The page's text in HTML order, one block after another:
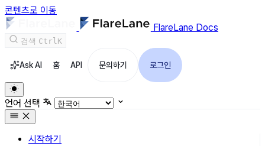
콘텐츠로 이동
FlareLane Docs
검색 CtrlK
Ask AI 홈 API 문의하기 로그인
언어 선택
시작하기